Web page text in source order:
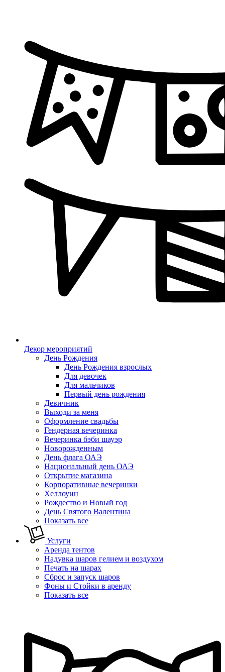
Декор мероприятий
День Рождения
День Рождения взрослых
Для девочек
Для мальчиков
Первый день рождения
Девичник
Выходи за меня
Оформление свадьбы
Гендерная вечеринка
Вечеринка бэби шауэр
Новорожденным
День флага ОАЭ
Национальный день ОАЭ
Открытие магазина
Корпоративные вечеринки
Хеллоуин
Рождество и Новый год
День Святого Валентина
Показать все
Услуги
Аренда тентов
Надувка шаров гелием и воздухом
Печать на шарах
Сброс и запуск шаров
Фоны и Стойки в аренду
Показать все